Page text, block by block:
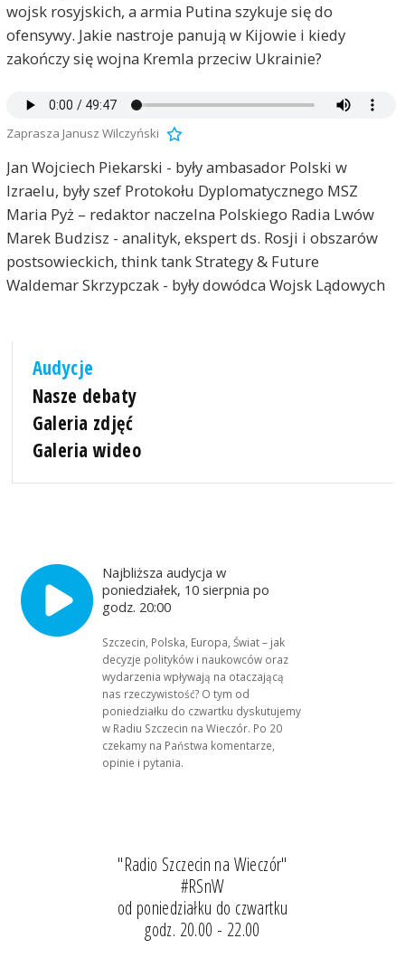
wojsk rosyjskich, a armia Putina szykuje się do
ofensywy. Jakie nastroje panują w Kijowie i kiedy
zakończy się wojna Kremla przeciw Ukrainie?
Zaprasza Janusz Wilczyński
Jan Wojciech Piekarski - były ambasador Polski w
Izraelu, były szef Protokołu Dyplomatycznego MSZ
Maria Pyż – redaktor naczelna Polskiego Radia Lwów
Marek Budzisz - analityk, ekspert ds. Rosji i obszarów
postsowieckich, think tank Strategy & Future
Waldemar Skrzypczak - były dowódca Wojsk Lądowych
Audycje
Nasze debaty
Galeria zdjęć
Galeria wideo
Najbliższa audycja w
poniedziałek, 10 sierpnia po
godz. 20:00
Szczecin, Polska, Europa, Świat – jak
decyzje polityków i naukowców oraz
wydarzenia wpływają na otaczającą
nas rzeczywistość? O tym od
poniedziałku do czwartku dyskutujemy
w Radiu Szczecin na Wieczór. Po 20
czekamy na Państwa komentarze,
opinie i pytania.
"Radio Szczecin na Wieczór"
#RSnW
od poniedziałku do czwartku
godz. 20.00 - 22.00